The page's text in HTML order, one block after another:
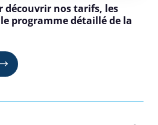
découvrir nos tarifs, les
programme détaillé de la